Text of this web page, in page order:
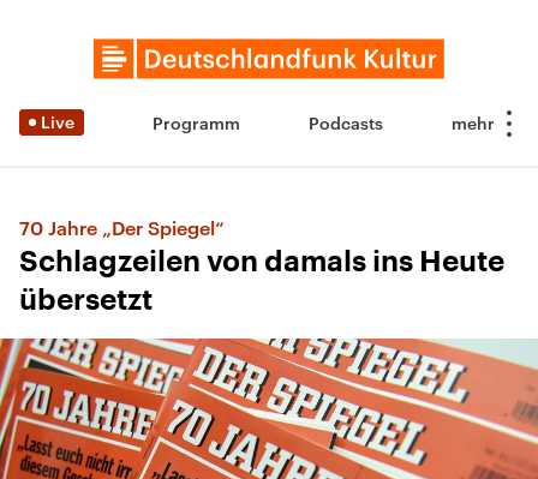
Live Programm Podcasts
70 Jahre „Der Spiegel“
Schlagzeilen von damals ins Heute
übersetzt